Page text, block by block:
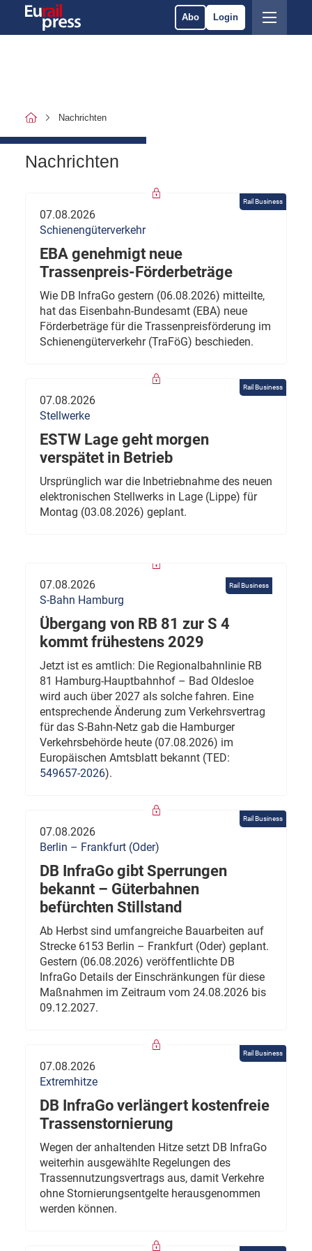
Abo Login
Nachrichten
Nachrichten
Rail Business
07.08.2026
Schienengüterverkehr
EBA genehmigt neue
Trassenpreis-Förderbeträge
Wie DB InfraGo gestern (06.08.2026) mitteilte,
hat das Eisenbahn-Bundesamt (EBA) neue
Förderbeträge für die Trassenpreisförderung im
Schienengüterverkehr (TraFöG) beschieden.
Rail Business
07.08.2026
Stellwerke
ESTW Lage geht morgen
verspätet in Betrieb
Ursprünglich war die Inbetriebnahme des neuen
elektronischen Stellwerks in Lage (Lippe) für
Montag (03.08.2026) geplant.
Rail Business
07.08.2026
S-Bahn Hamburg
Übergang von RB 81 zur S 4
kommt frühestens 2029
Jetzt ist es amtlich: Die Regionalbahnlinie RB
81 Hamburg-Hauptbahnhof – Bad Oldesloe
wird auch über 2027 als solche fahren. Eine
entsprechende Änderung zum Verkehrsvertrag
für das S-Bahn-Netz gab die Hamburger
Verkehrsbehörde heute (07.08.2026) im
Europäischen Amtsblatt bekannt (TED:
549657-2026).
Rail Business
07.08.2026
Berlin – Frankfurt (Oder)
DB InfraGo gibt Sperrungen
bekannt – Güterbahnen
befürchten Stillstand
Ab Herbst sind umfangreiche Bauarbeiten auf
Strecke 6153 Berlin – Frankfurt (Oder) geplant.
Gestern (06.08.2026) veröffentlichte DB
InfraGo Details der Einschränkungen für diese
Maßnahmen im Zeitraum vom 24.08.2026 bis
09.12.2027.
Rail Business
07.08.2026
Extremhitze
DB InfraGo verlängert kostenfreie
Trassenstornierung
Wegen der anhaltenden Hitze setzt DB InfraGo
weiterhin ausgewählte Regelungen des
Trassennutzungsvertrags aus, damit Verkehre
ohne Stornierungsentgelte herausgenommen
werden können.